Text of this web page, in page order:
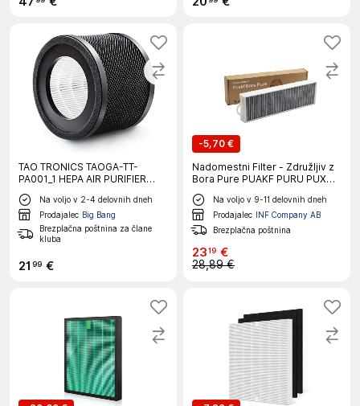
TAO TRONICS TAOGA-TT-
PA001_1 HEPA AIR PURIFIER
čistilec zraka
Na voljo v 2-4 delovnih dneh
Prodajalec Big Bang
Brezplačna poštnina za člane
kluba
21 99 €
-5,70 €
Nadomestni Filter - Združljiv z
Bora Pure PUAKF PURU PUXU -
Ogljikov Bombaž & HEPA Filter
Na voljo v 9-11 delovnih dneh
Prodajalec INF Company AB
Brezplačna poštnina
2319 €
28,89 €